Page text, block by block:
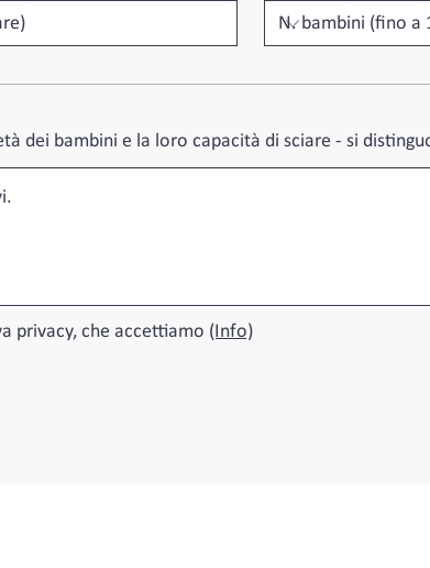
dei bambini e la loro capacità di sciare - si
privacy, che accettiamo (Info)